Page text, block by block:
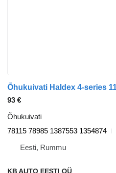
93 €
Õhukuivati
78115 78985 1387553 1354874
Eesti, Rummu
KB AUTO EESTI OÜ